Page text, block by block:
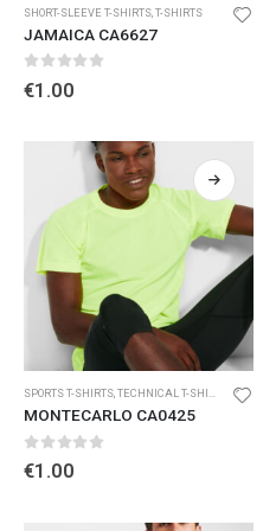
SHORT-SLEEVE T-SHIRTS T-SHIRTS
JAMAICA CA6627
0 out of 5
€1.00
SPORTS T-SHIRTS,TECHNICAL T-SHIRTS AND POLO SHIRTS
MONTECARLO CA0425
0out of 5
€1.00